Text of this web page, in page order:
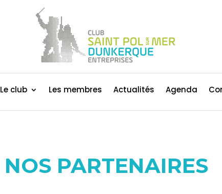
Le club Les membres Actualités Agenda
NOS PARTENAIRES